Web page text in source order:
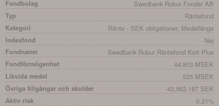
Fondbolag
Swedbank Robur Fonder AB
Typ Räntefond
Kategori Ränte - SEK obligationer, Medellånga
Indexfond Nej
Fondnamn Swedbank Robur Räntefond Kort Plus
Fondförmögenhet 44,803 MSEK
Likvida medel 525 MSEK
Övriga tillgångar och skulder -43,563,187 SEK
Aktiv risk 0.21%